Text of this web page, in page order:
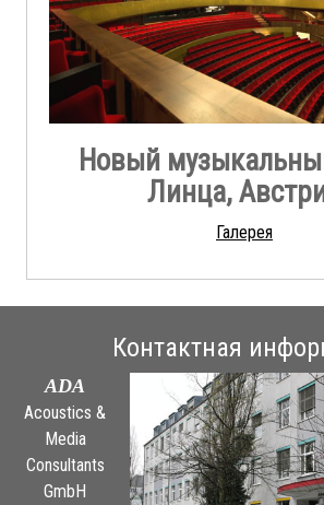
Новый
Линца,
Галерея
Контактная
ADA
Acoustics &
Media
Consultants
GmbH